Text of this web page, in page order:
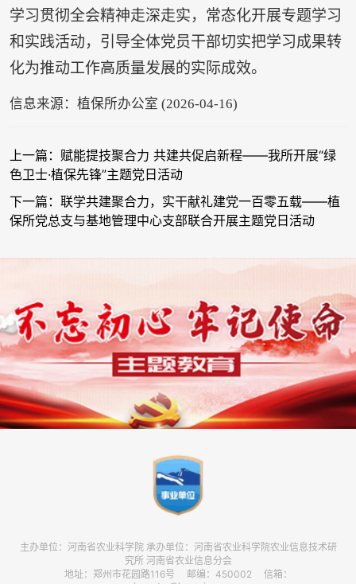
学习贯彻全会精神走深走实，常态化开展专题学习
和实践活动，引导全体党员干部切实把学习成果转
化为推动工作高质量发展的实际成效。
信息来源：植保所办公室 (2026-04-16)
上一篇：赋能提技聚合力 共建共促启新程——我所开展“绿
色卫士·植保先锋”主题党日活动
下一篇：联学共建聚合力，实干献礼建党一百零五载——植
保所党总支与基地管理中心支部联合开展主题党日活动
主办单位：河南省农业科学院 承办单位：河南省农业科学院农业信息技术研
究所 河南省农业信息分会
地址：郑州市花园路116号 邮编：450002 信箱：